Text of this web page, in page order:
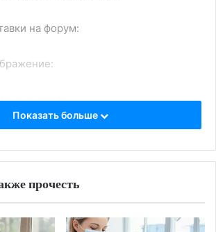
на форум:
дня желаю.
на форум:
Показать больше
прочесть